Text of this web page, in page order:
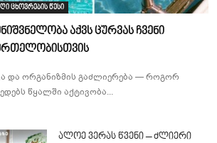
ცხოვრების წესი
აქვს ცურვას ჩვენი
და ორგანიზმის გაძლიერება — როგორ
წყალში აქტივობა...
ალოე ვერას წვენი – ძლიერი